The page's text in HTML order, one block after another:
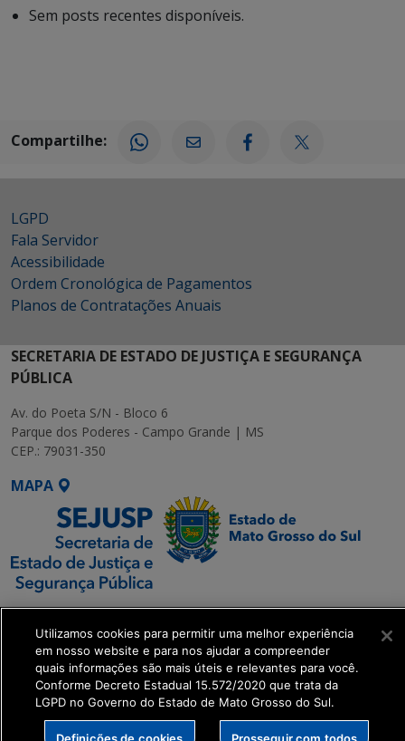
Sem posts recentes disponíveis.
Compartilhe:
LGPD
Fala Servidor
Acessibilidade
Ordem Cronológica de Pagamentos
Planos de Contratações Anuais
SECRETARIA DE ESTADO DE JUSTIÇA E SEGURANÇA
PÚBLICA
Av. do Poeta S/N - Bloco 6
Parque dos Poderes - Campo Grande | MS
CEP.: 79031-350
MAPA
SETDIG | Secretaria-
Executiva de
Transformação Digital
get_footer();
Utilizamos cookies para permitir uma melhor experiência
em nosso website e para nos ajudar a compreender
quais informações são mais úteis e relevantes para você.
Conforme Decreto Estadual 15.572/2020 que trata da
LGPD no Governo do Estado de Mato Grosso do Sul.
Definições de cookies Prosseguir com todos